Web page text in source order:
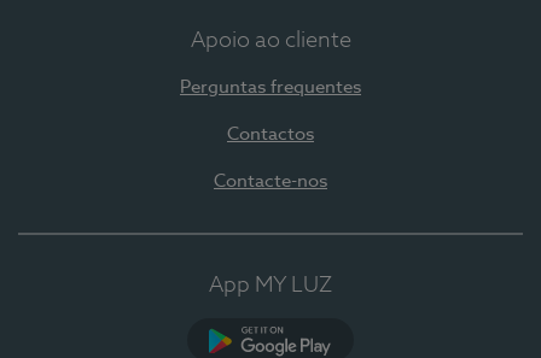
Apoio ao cliente
Perguntas frequentes
Contactos
Contacte-nos
App MY LUZ